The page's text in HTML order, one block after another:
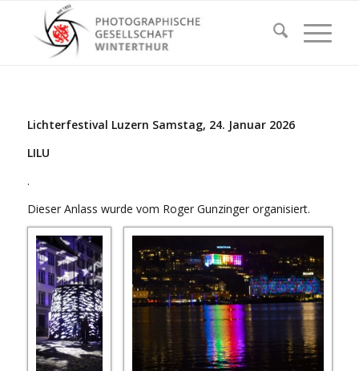
Lichterfestival Luzern Samstag, 24. Januar 2026
LILU
.
Dieser Anlass wurde vom Roger Gunzinger organisiert.